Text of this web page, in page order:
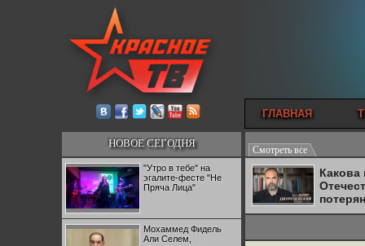
ГЛАВНАЯ
НОВОЕ СЕГОДНЯ
"Утро в тебе" на
эгалите-фесте "Не
Пряча Лица"
Мохаммед Фидель
Али Селем,
Смотреть все